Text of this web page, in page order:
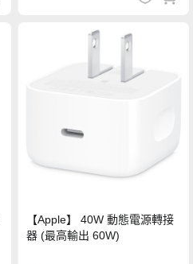
【Apple】 40W 動態電源轉接
器 (最高輸出 60W)